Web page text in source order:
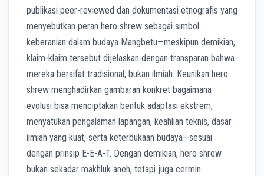
publikasi peer-reviewed dan dokumentasi etnografis yang
menyebutkan peran hero shrew sebagai simbol
keberanian dalam budaya Mangbetu—meskipun demikian,
klaim-klaim tersebut dijelaskan dengan transparan bahwa
mereka bersifat tradisional, bukan ilmiah. Keunikan hero
shrew menghadirkan gambaran konkret bagaimana
evolusi bisa menciptakan bentuk adaptasi ekstrem,
menyatukan pengalaman lapangan, keahlian teknis, dasar
ilmiah yang kuat, serta keterbukaan budaya—sesuai
dengan prinsip E-E-A-T. Dengan demikian, hero shrew
bukan sekadar makhluk aneh, tetapi juga cermin